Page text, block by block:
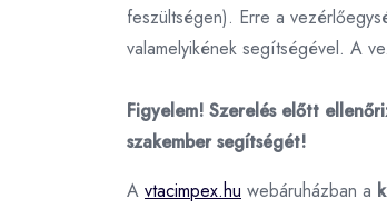
feszültségen). Erre a
valamelyikének segítségével. A
Figyelem! Szerelés előtt
szakember segítségét!
A vtacimpex.hu webáruházban a